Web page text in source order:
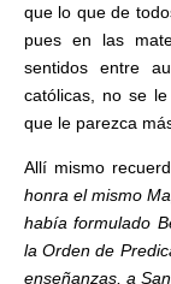
que lo que de
pues en las
sentidos entre
católicas, no se
que le parezca
Allí mismo
honra el mismo
había formulado
la Orden de
enseñanzas, a